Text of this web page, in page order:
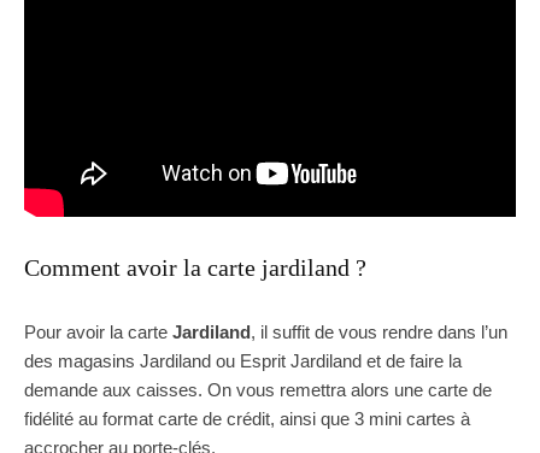
Comment avoir la carte jardiland ?
Pour avoir la carte Jardiland, il suffit de vous rendre dans l’un
des magasins Jardiland ou Esprit Jardiland et de faire la
demande aux caisses. On vous remettra alors une carte de
fidélité au format carte de crédit, ainsi que 3 mini cartes à
accrocher au porte-clés.